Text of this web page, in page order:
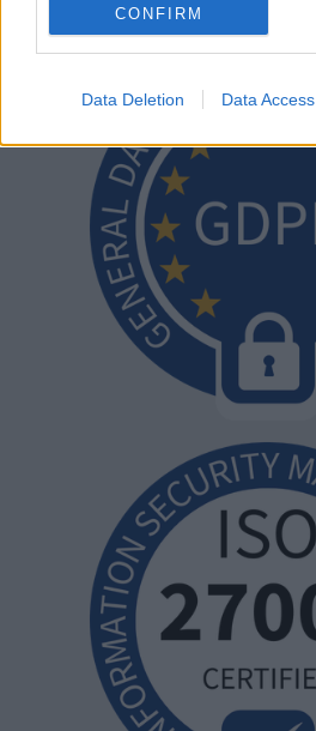
CONFIRM
Data Deletion Data Access